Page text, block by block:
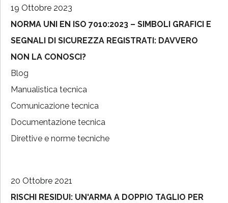
19 Ottobre 2023
NORMA UNI EN ISO 7010:2023 – SIMBOLI GRAFICI E
SEGNALI DI SICUREZZA REGISTRATI: DAVVERO
NON LA CONOSCI?
Blog
Manualistica tecnica
Comunicazione tecnica
Documentazione tecnica
Direttive e norme tecniche
20 Ottobre 2021
RISCHI RESIDUI: UN'ARMA A DOPPIO TAGLIO PER